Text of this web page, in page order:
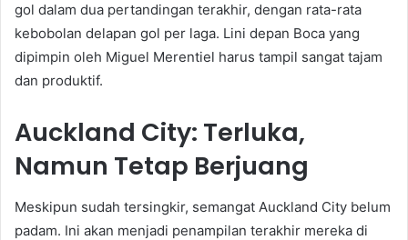
gol dalam dua pertandingan terakhir, dengan rata-rata
kebobolan delapan gol per laga. Lini depan Boca yang
dipimpin oleh Miguel Merentiel harus tampil sangat tajam
dan produktif.
Auckland City: Terluka,
Namun Tetap Berjuang
Meskipun sudah tersingkir, semangat Auckland City belum
padam. Ini akan menjadi penampilan terakhir mereka di